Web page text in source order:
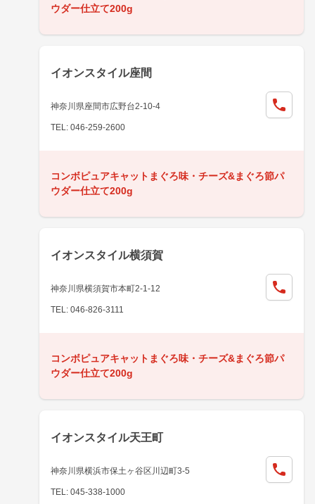
ウダー仕立て200g
イオンスタイル座間
神奈川県座間市広野台2-10-4
TEL: 046-259-2600
コンボピュアキャットまぐろ味・チーズ&まぐろ節パ
ウダー仕立て200g
イオンスタイル横須賀
神奈川県横須賀市本町2-1-12
TEL: 046-826-3111
コンボピュアキャットまぐろ味・チーズ&まぐろ節パ
ウダー仕立て200g
イオンスタイル天王町
神奈川県横浜市保土ヶ谷区川辺町3-5
TEL: 045-338-1000